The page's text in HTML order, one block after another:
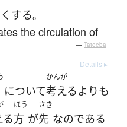
する。
the circulation of
— Tatoeba
Details ▸
について
かんが
考えるよりも
ほう
方 が
さき
先 なのである